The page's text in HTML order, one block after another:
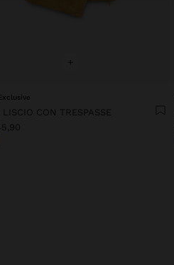
+
LISCIO CON TRESPASSE